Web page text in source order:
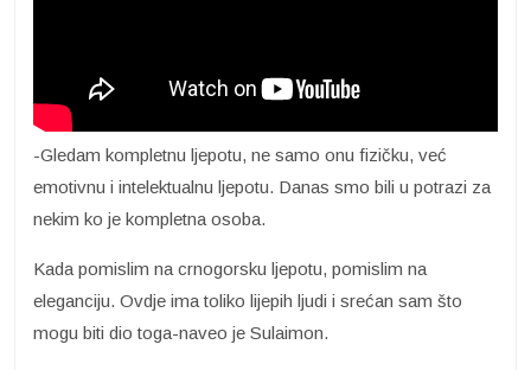
-Gledam kompletnu ljepotu, ne samo onu fizičku, već
emotivnu i intelektualnu ljepotu. Danas smo bili u potrazi za
nekim ko je kompletna osoba.
Kada pomislim na crnogorsku ljepotu, pomislim na
eleganciju. Ovdje ima toliko lijepih ljudi i srećan sam što
mogu biti dio toga-naveo je Sulaimon.